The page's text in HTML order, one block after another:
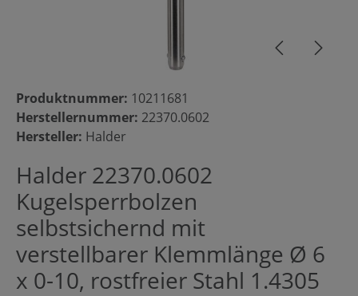
Produktnummer: 10211681
Herstellernummer: 22370.0602
Hersteller: Halder
Halder 22370.0602
Kugelsperrbolzen
selbstsichernd mit
verstellbarer Klemmlänge Ø 6
x 0-10, rostfreier Stahl 1.4305